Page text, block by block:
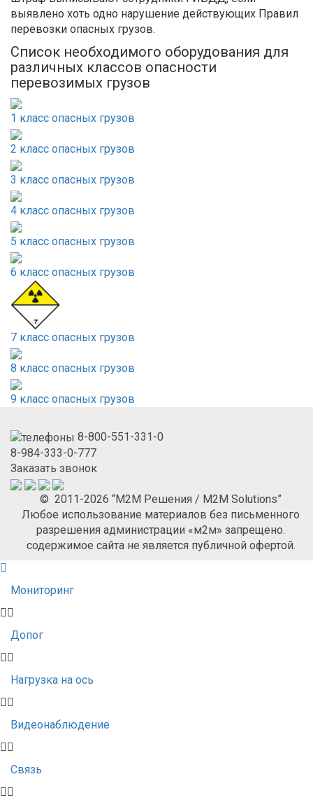
выявлено хоть одно нарушение действующих Правил
перевозки опасных грузов.
Список необходимого оборудования для
различных классов опасности
перевозимых грузов
1 класс опасных грузов
2 класс опасных грузов
3 класс опасных грузов
4 класс опасных грузов
5 класс опасных грузов
6 класс опасных грузов
7 класс опасных грузов
8 класс опасных грузов
9 класс опасных грузов
8-800-551-331-0
8-984-333-0-777
Заказать звонок
© 2011-2026 “М2М Решения / M2M Solutions”
Любое использование материалов без письменного
разрешения администрации «м2м» запрещено.
содержимое сайта не является публичной офертой.
Мониторинг
Допог
Нагрузка на ось
Видеонаблюдение
Связь